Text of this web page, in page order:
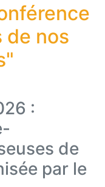
de nos
:
de
par le